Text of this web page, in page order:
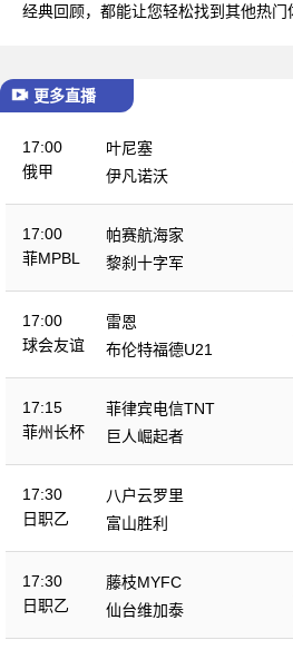
经典回顾，都能让您轻松找到其他热门
更多直播
17:00
俄甲
叶尼塞
伊凡诺沃
17:00
菲MPBL
帕赛航海家
黎刹十字军
17:00
球会友谊
雷恩
布伦特福德U21
17:15
菲州长杯
菲律宾电信TNT
巨人崛起者
17:30
日职乙
八户云罗里
富山胜利
17:30
日职乙
藤枝MYFC
仙台维加泰